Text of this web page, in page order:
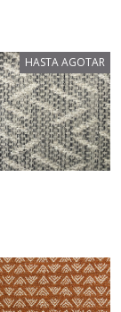
HASTA AGOTAR